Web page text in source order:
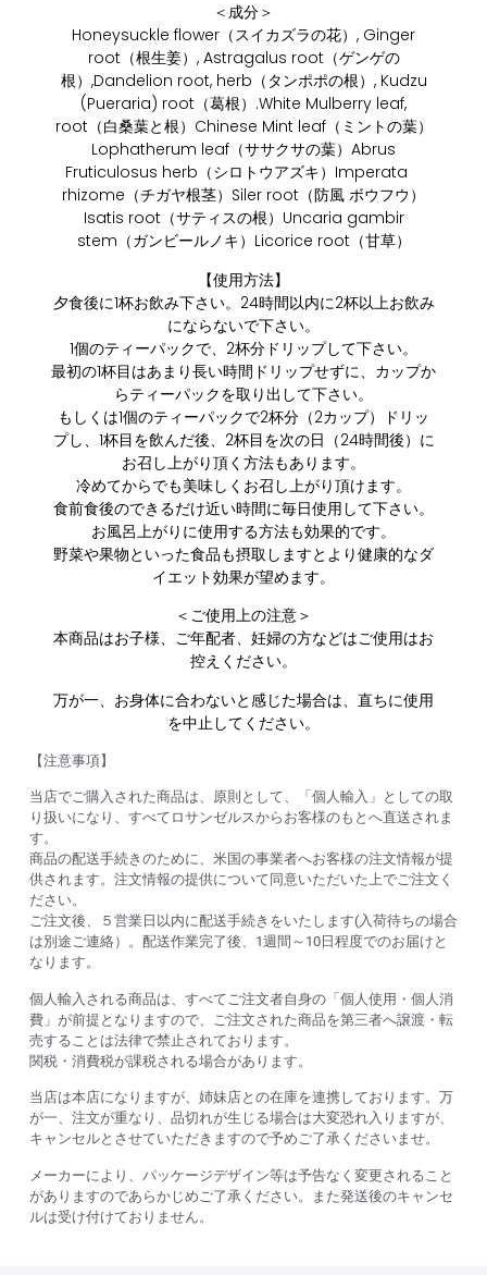
＜成分＞
Honeysuckle flower（スイカズラの花）, Ginger
root（根生姜）, Astragalus root（ゲンゲの
根）,Dandelion root, herb（タンポポの根）, Kudzu
(Pueraria) root（葛根）.White Mulberry leaf,
root（白桑葉と根）Chinese Mint leaf（ミントの葉）
Lophatherum leaf（ササクサの葉）Abrus
Fruticulosus herb（シロトウアズキ）Imperata
rhizome（チガヤ根茎）Siler root（防風 ボウフウ）
Isatis root（サティスの根）Uncaria gambir
stem（ガンビールノキ）Licorice root（甘草）
【使用方法】
夕食後に1杯お飲み下さい。24時間以内に2杯以上お飲み
にならないで下さい。
1個のティーパックで、2杯分ドリップして下さい。
最初の1杯目はあまり長い時間ドリップせずに、カップか
らティーパックを取り出して下さい。
もしくは1個のティーパックで2杯分（2カップ）ドリッ
プし、1杯目を飲んだ後、2杯目を次の日（24時間後）に
お召し上がり頂く方法もあります。
冷めてからでも美味しくお召し上がり頂けます。
食前食後のできるだけ近い時間に毎日使用して下さい。
お風呂上がりに使用する方法も効果的です。
野菜や果物といった食品も摂取しますとより健康的なダ
イエット効果が望めます。
＜ご使用上の注意＞
本商品はお子様、ご年配者、妊婦の方などはご使用はお
控えください。
万が一、お身体に合わないと感じた場合は、直ちに使用
を中止してください。
【注意事項】
当店でご購入された商品は、原則として、「個人輸入」としての取
り扱いになり、すべてロサンゼルスからお客様のもとへ直送されま
す。
商品の配送手続きのために、米国の事業者へお客様の注文情報が提
供されます。注文情報の提供について同意いただいた上でご注文く
ださい。
ご注文後、５営業日以内に配送手続きをいたします(入荷待ちの場合
は別途ご連絡）。配送作業完了後、1週間～10日程度でのお届けと
なります。
個人輸入される商品は、すべてご注文者自身の「個人使用・個人消
費」が前提となりますので、ご注文された商品を第三者へ譲渡・転
売することは法律で禁止されております。
関税・消費税が課税される場合があります。
当店は本店になりますが、姉妹店との在庫を連携しております。万
が一、注文が重なり、品切れが生じる場合は大変恐れ入りますが、
キャンセルとさせていただきますので予めご了承くださいませ。
メーカーにより、パッケージデザイン等は予告なく変更されること
がありますのであらかじめご了承ください。また発送後のキャンセ
ルは受け付けておりません。